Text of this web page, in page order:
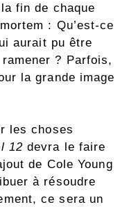
fin de chaque
: Qu’est-ce
aurait pu être
? Parfois,
la grande image
les choses
12devra le faire
de Cole Young
à résoudre
ce sera un